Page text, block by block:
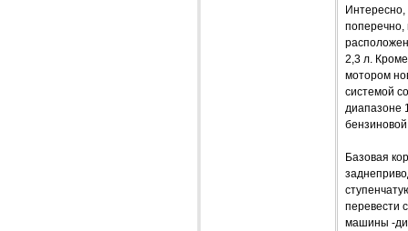
поперечно,
2,3 л.
мотором
системой
диапазоне
Базовая
перевести
машины -